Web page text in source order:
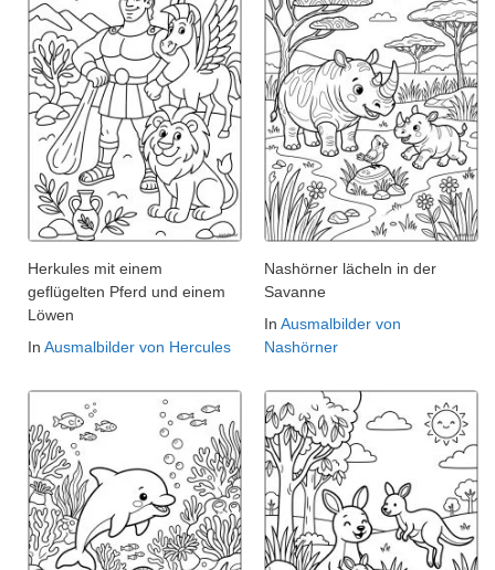
Herkules mit einem
geflügelten Pferd und einem
Löwen
In Ausmalbilder von Hercules
Nashörner lächeln in der
Savanne
In Ausmalbilder von
Nashörner